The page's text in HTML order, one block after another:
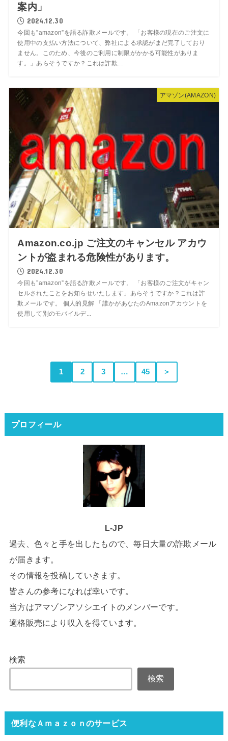
案内」
2024.12.30
今回も”amazon”を語る詐欺メールです。 「お客様の現在のご注文に
使用中の支払い方法について、弊社による承認がまだ完了しており
ません。このため、今後のご利用に制限がかかる可能性がありま
す。」あらそうですか？これは詐欺...
アマゾン(AMAZON)
Amazon.co.jp ご注文のキャンセル アカウ
ントが盗まれる危険性があります。
2024.12.30
今回も”amazon”を語る詐欺メールです。 「お客様のご注文がキャン
セルされたことをお知らせいたします」あらそうですか？これは詐
欺メールです。 個人的見解 「誰かがあなたのAmazonアカウントを
使用して別のモバイルデ...
1 2 3 … 45 ＞
プロフィール
L-JP
過去、色々と手を出したもので、毎日大量の詐欺メール
が届きます。
その情報を投稿していきます。
皆さんの参考になれば幸いです。
当方はアマゾンアソシエイトのメンバーです。
適格販売により収入を得ています。
検索
検索
便利なＡｍａｚｏｎのサービス